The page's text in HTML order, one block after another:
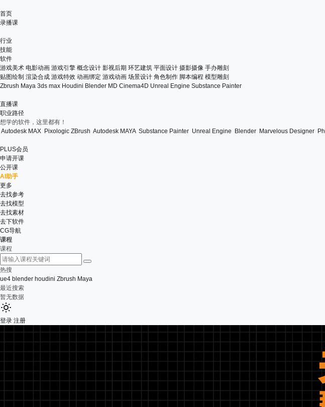
首页
录播课
行业
技能
软件
游戏美术 电影动画 游戏引擎 概念设计 影视后期 环艺建筑 平面设计 摄影摄像 手办雕刻
贴图绘制 渲染合成 游戏特效 动画绑定 游戏动画 场景设计 角色制作 脚本编程 模型雕刻
Zbrush Maya 3ds max Houdini Blender MD Cinema4D Unreal Engine Substance Painter
直播课
职业路径
想学的软件，这里都有！
Autodesk MAX Pixologic ZBrush Autodesk MAYA Substance Painter Unreal Engine Blender Marvelous Designer
PLUS会员
申请开课
公开课
AI助手
更多
去找参考
去找模型
去找素材
去下软件
CG导航
课程
课程
热搜
ue4 blender houdini Zbrush Maya
最近搜索
暂无数据
登录 注册